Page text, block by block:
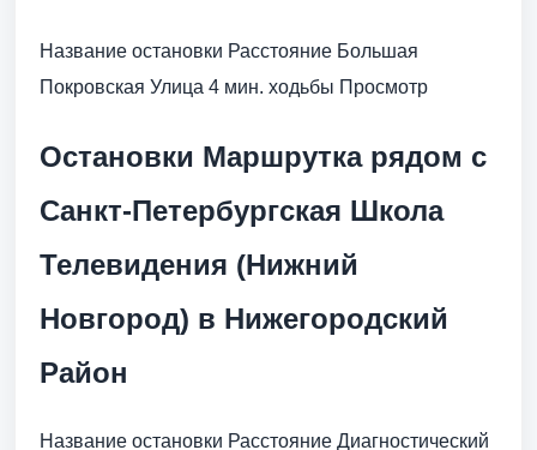
Название остановки Расстояние Большая
Покровская Улица 4 мин. ходьбы Просмотр
Остановки Маршрутка рядом с
Санкт-Петербургская Школа
Телевидения (Нижний
Новгород) в Нижегородский
Район
Название остановки Расстояние Диагностический